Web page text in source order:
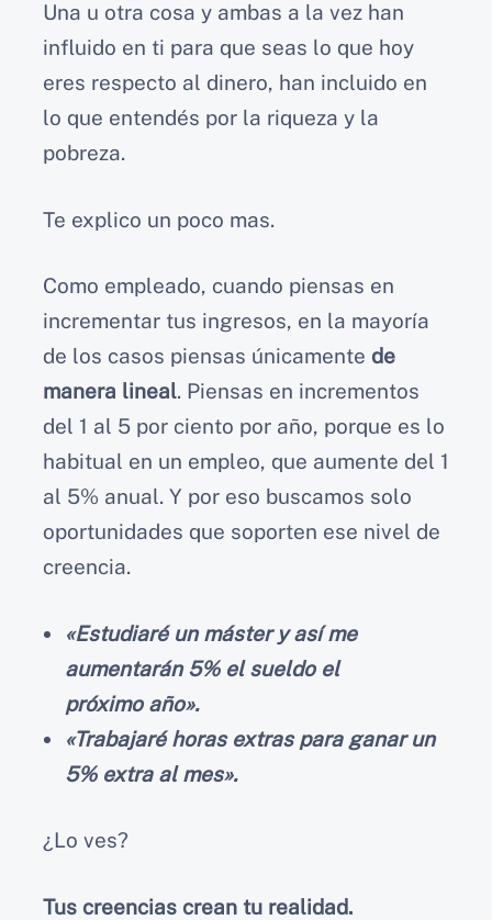
Una u otra cosa y ambas a la vez han
influido en ti para que seas lo que hoy
eres respecto al dinero, han incluido en
lo que entendés por la riqueza y la
pobreza.
Te explico un poco mas.
Como empleado, cuando piensas en
incrementar tus ingresos, en la mayoría
de los casos piensas únicamente de
manera lineal. Piensas en incrementos
del 1 al 5 por ciento por año, porque es lo
habitual en un empleo, que aumente del 1
al 5% anual. Y por eso buscamos solo
oportunidades que soporten ese nivel de
creencia.
«Estudiaré un máster y así me
aumentarán 5% el sueldo el
próximo año».
«Trabajaré horas extras para ganar un
5% extra al mes».
¿Lo ves?
Tus creencias crean tu realidad.